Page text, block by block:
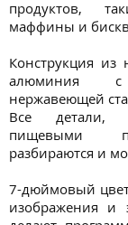
продуктов,
маффины и
Конструкция
алюминия
нержавеющей
Все детали,
пищевыми
разбираются и
7-дюймовый
изображения и